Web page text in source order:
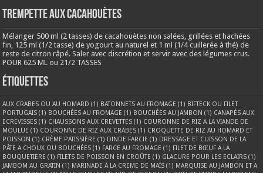
Trempette aux cacahouètes
Mélanger 500 ml (2 tasses) de cacahouètes non salées, grillées et hachées
fin, 125 ml (1/2 tasse) de yogourt au naturel et 1 ml (1/4 cuillerée à thé) de
reste de citron râpé. Saler avec discrétion et servir avec des légumes crus.
POUR 625 ML ou 21/2 TASSES
Étiquettes
AUX CRABES OU AU HOMARD (1) BATONNETS AU FROMAGE (1) BIFTECK OU FILET
PORTUGAIS (1) BOUCHÉES AU FROMAGE (1) BOUCHÉES AU JAMBON (1) CANAPÉS AUX
ECREVISSES (1) CHAUSSONS AUX CREVETTES (1) COURONNE DE RIZ A LA VIANDE DE
MOULUE (1) COURONNE DE RIZ AUX CRABES (1) CROQUETTE DE RIZ AU HOMARD ET
POISSON (1) CRÈME PATISSIÈRE (1) DINDE FARCIE (1) DRESSAGE ET CUISSON DE LA
PÂTE A CHOUX OU BOUCHÉES (1) FARCE AU FROMAGE (1) FILET DE BŒUF A LA
BOUQUETIERE (1) FILETS DE POISSON EN CROÛTE (1) GLACURE POUR LES ECLAIRS (1)
JAMBOM AU GRATIN (1) MARINADE À LA CREME DE MAÏS (1) MARQUISE AU JAMBON ET A